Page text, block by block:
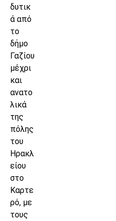
δυτικ
ά από
το
δήμο
Γαζίου
μέχρι
και
ανατο
λικά
της
πόλης
του
Ηρακλ
είου
στο
Καρτε
ρό, με
τους